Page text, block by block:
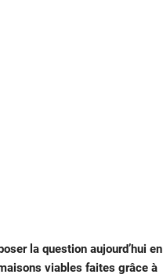
la question aujourd’hui en
viables faites grâce à